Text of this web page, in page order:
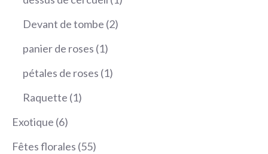
Devant de tombe 22
panier de roses 11
produit
pétales de roses 11
Raquette 11
Exotique 66
produits
Fêtes florales 5555